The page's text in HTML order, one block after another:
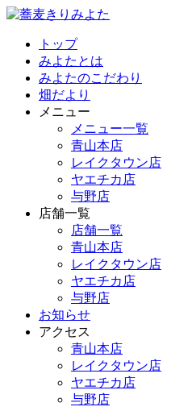
トップ
みよたとは
みよたのこだわり
畑だより
メニュー
メニュー一覧
青山本店
レイクタウン店
ヤエチカ店
与野店
店舗一覧
店舗一覧
青山本店
レイクタウン店
ヤエチカ店
与野店
お知らせ
アクセス
青山本店
レイクタウン店
ヤエチカ店
与野店